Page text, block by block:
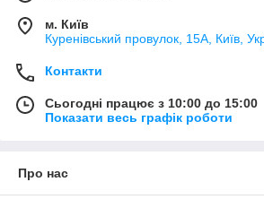
м. Київ
Куренівський провулок, 15А, Київ,
Контакти
Сьогодні працює з 10:00 до 15:00
Показати весь графік роботи
Про нас